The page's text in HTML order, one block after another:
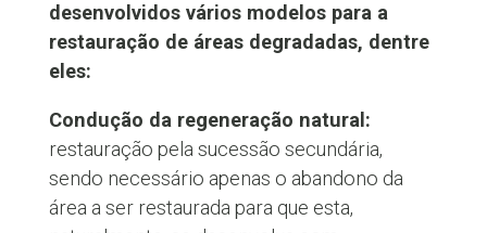
desenvolvidos vários modelos para a
restauração de áreas degradadas, dentre
eles:
Condução da regeneração natural:
restauração pela sucessão secundária,
sendo necessário apenas o abandono da
área a ser restaurada para que esta,